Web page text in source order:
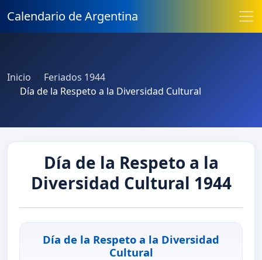
Calendario de Argentina
Inicio
Feriados 1944
Día de la Respeto a la Diversidad Cultural
Día de la Respeto a la
Diversidad Cultural 1944
Día de la Respeto a la Diversidad
Cultural